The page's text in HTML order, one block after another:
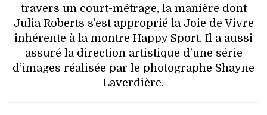
travers un court-métrage, la manière dont
Julia Roberts s’est approprié la Joie de Vivre
inhérente à la montre Happy Sport. Il a aussi
assuré la direction artistique d’une série
d’images réalisée par le photographe Shayne
Laverdière.